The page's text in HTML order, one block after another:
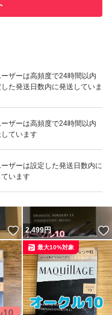
実績があります
ーザーは高頻度で24時間以内
した発送日数内に発送していま
ーザーは高頻度で24時間以内
ています
ザーは設定した発送日数内に
います
いいね！
2,444
いいね！
2,499円
最大10%対象